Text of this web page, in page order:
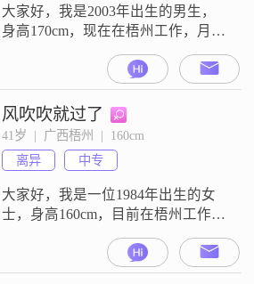
大家好，我是2003年出生的男生，
身高170cm，现在在梧州工作，月收
入在3001到5000元之间，学历是高
中及以下。我平时性格随和，比较
好相处，心态也比较乐观积极。平
时空闲的时候会玩电子游戏。我对
待感情的态度是真诚相待，希望两
个人能坦诚沟通，拒绝互相猜忌。
我目前没有太多复杂的要求，就是
想找个同样真诚的人，两个人能实
实
风吹吹就过了
41岁  |  广西梧州  |  160cm
离异
中专
大家好，我是一位1984年出生的女
士，身高160cm，目前在梧州工作。
学历是中专。我性格独立自信，热
爱生活，善解人意。我一直以来都